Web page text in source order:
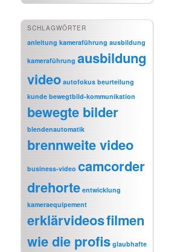
SCHLAGWÖRTER
anleitung kameraführung ausbildung
kameraführung ausbildung
video autofokus beurteilung
kunde bewegtbild-kommunikation
bewegte bilder
blendenautomatik
brennweite video
business-video camcorder
drehorte entwicklung
kameraequipement
erklärvideosfilmen
wie die profis glaubhafte